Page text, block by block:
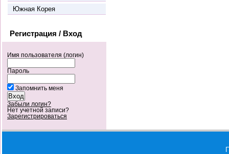
Южная Корея
Регистрация / Вход
Имя пользователя (логин)
Пароль
Запомнить меня
Забыли логин?
Нет учетной записи?
Зарегистрироваться